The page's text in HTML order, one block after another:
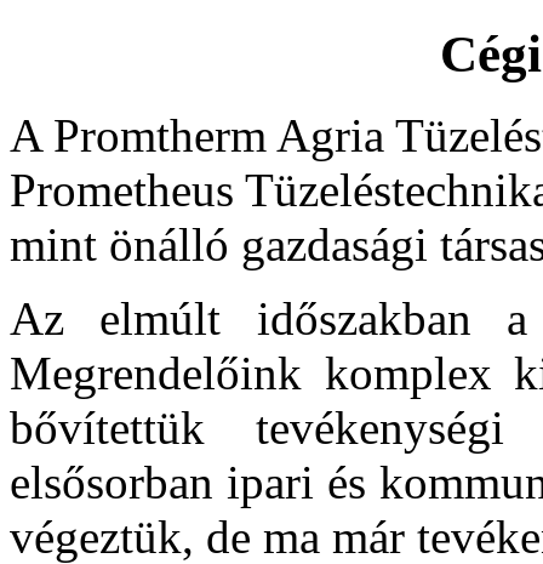
A Promtherm Agria
Prometheus
mint önálló gazdasági
Az elmúlt időszakban
Megrendelőink komplex
bővítettük
elsősorban ipari és
végeztük, de ma már